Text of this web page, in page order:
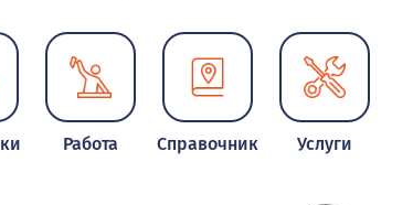
Работа Справочник Услуги